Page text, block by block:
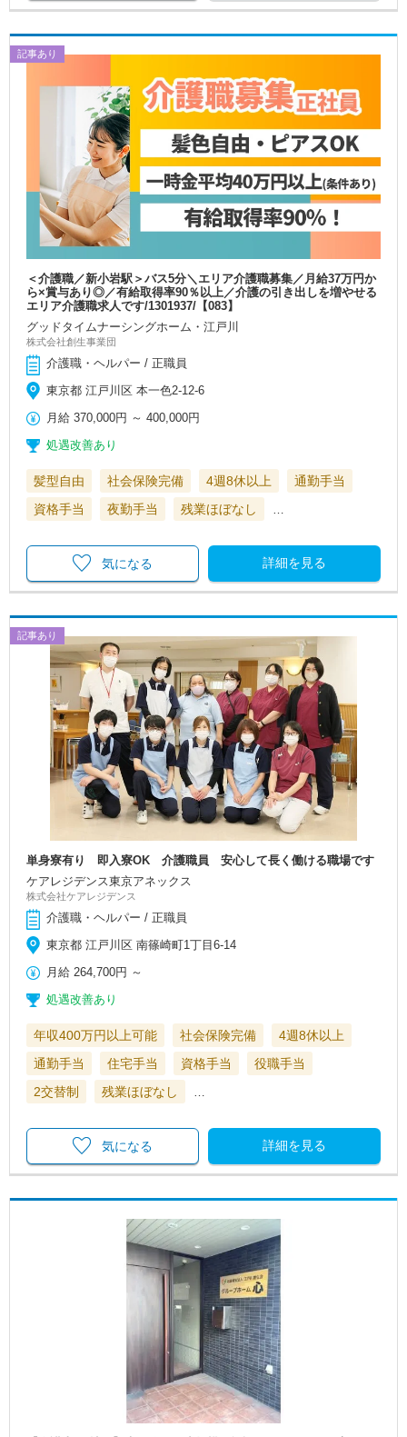
記事あり
＜介護職／新小岩駅＞バス5分＼エリア介護職募集／月給37万円か
ら×賞与あり◎／有給取得率90％以上／介護の引き出しを増やせる
エリア介護職求人です/1301937/【083】
グッドタイムナーシングホーム・江戸川
株式会社創生事業団
介護職・ヘルパー / 正職員
東京都 江戸川区 本一色2-12-6
月給 370,000円 ～400,000円
処遇改善あり
髪型自由 社会保険完備 4週8休以上
通勤手当
資格手当
夜勤手当 残業ほぼなし …
詳細を見る
気になる
記事あり
単身寮有り 即入寮OK 介護職員 安心して長く働ける職場です
ケアレジデンス東京アネックス
株式会社ケアレジデンス
介護職・ヘルパー / 正職員
東京都 江戸川区 南篠崎町1丁目6-14
月給 264,700円 ～
処遇改善あり
年収400万円以上可能 社会保険完備
4週8休以上
通勤手当
住宅手当 資格手当
役職手当
2交替制
残業ほぼなし …
詳細を見る
気になる